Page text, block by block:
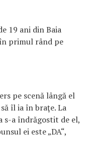
19 ani din Baia
primul rând pe
pe scenă lângă el
îl ia în braţe. La
s-a îndrăgostit de el,
ei este „DA“,